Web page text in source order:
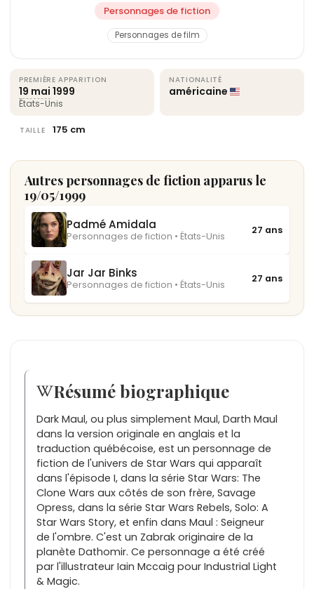
Personnages de fiction
Personnages de film
PREMIÈRE APPARITION
19 mai 1999
États-Unis
NATIONALITÉ
américaine
TAILLE 175 cm
Autres personnages de fiction apparus le
19/05/1999
Padmé Amidala
Personnages de fiction • États-Unis
27 ans
Jar Jar Binks
Personnages de fiction • États-Unis
27 ans
Résumé biographique
Dark Maul, ou plus simplement Maul, Darth Maul
dans la version originale en anglais et la
traduction québécoise, est un personnage de
fiction de l'univers de Star Wars qui apparaît
dans l'épisode I, dans la série Star Wars: The
Clone Wars aux côtés de son frère, Savage
Opress, dans la série Star Wars Rebels, Solo: A
Star Wars Story, et enfin dans Maul : Seigneur
de l'ombre. C'est un Zabrak originaire de la
planète Dathomir. Ce personnage a été créé
par l'illustrateur Iain Mccaig pour Industrial Light
& Magic.